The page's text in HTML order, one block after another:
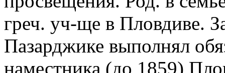
греч. уч-ще в Пловдиве.
Пазарджике выполнял
наместника (до 1859)